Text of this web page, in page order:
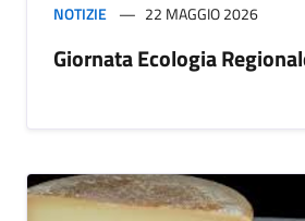
NOTIZIE 22 MAGGIO 2026
Giornata Ecologia